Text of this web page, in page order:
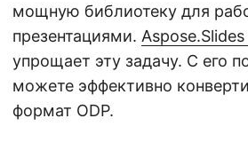
мощную библиотеку для
презентациями.
упрощает эту задачу. С его
можете эффективно
формат ODP.